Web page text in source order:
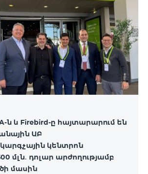
փաթեթ
Բիզնես 5000 PRO 5200 Բիզնես 7000 Pro Special 3
ն և Firebird-ը հայտարարում են
ԱԲ
կենտրոն
մլն․ դոլար արժողությամբ
մասին